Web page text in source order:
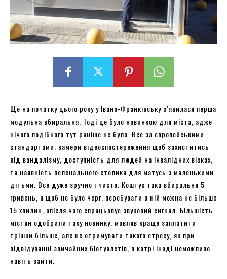
Ще на початку цього року у Івано-Франківську з’явилася перша
модульна вбиральня. Тоді це було новинкою для міста, адже
нічого подібного тут раніше не було. Все за європейськими
стандартами, камери відеоспостереження щоб захиститись
від вандалізму, доступність для людей на інвалідних візках,
та наявність пеленального столика для матусь з маленькими
дітьми. Все дуже зручно і чисто. Коштує така вбиральня 5
гривень, а щоб не було черг, перебувати в ній можна не більше
15 хвилин, опісля чого спрацьовує звуковий сигнал. Більшість
містян одобрили таку новинку, мовляв краще заплатити
трішки більше, але не отримувати такого стресу, як при
відвідуванні звичайних біотуалетів, в котрі іноді неможливо
навіть зайти.